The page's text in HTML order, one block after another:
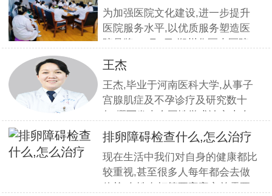
疗服
为加强医院文化建设,进一步提升
医院服务水平,以优质服务塑造医
院品牌,11月5日,郑州华医大医院
组织全员开展优质服务提升培训.
本期培训邀请到职业素养与服务设
计专家
王杰
王杰,毕业于河南医科大学,从事子
宫腺肌症及不孕诊疗及研究数十
年,撰写发表全国性学术论文十余
篇.对宫、腹腔镜等微创高科技技
术诊治子宫腺肌症、石女、子宫肌
瘤、女性不孕等妇科疑难杂症有一
套成熟完整的方案,深得患者好评!
排卵障碍检查什么,怎么治疗
现在生活中我们对自身的健康都比
较重视,甚至很多人每年都会去做